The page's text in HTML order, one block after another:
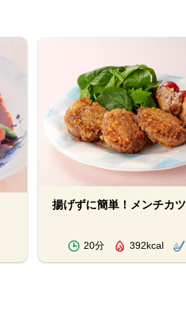
揚げずに簡単！メンチカツ
20分 392kcal